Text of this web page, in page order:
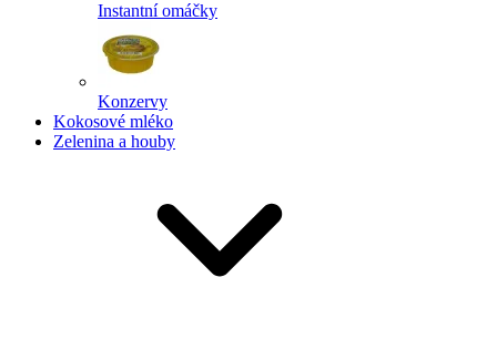
Instantní omáčky
Konzervy
Kokosové mléko
Zelenina a houby